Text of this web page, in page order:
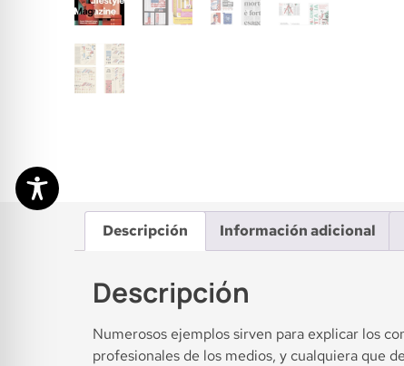
Descripción Información adicional
Descripción
Numerosos ejemplos sirven para explicar los
profesionales de los medios, y cualquiera que